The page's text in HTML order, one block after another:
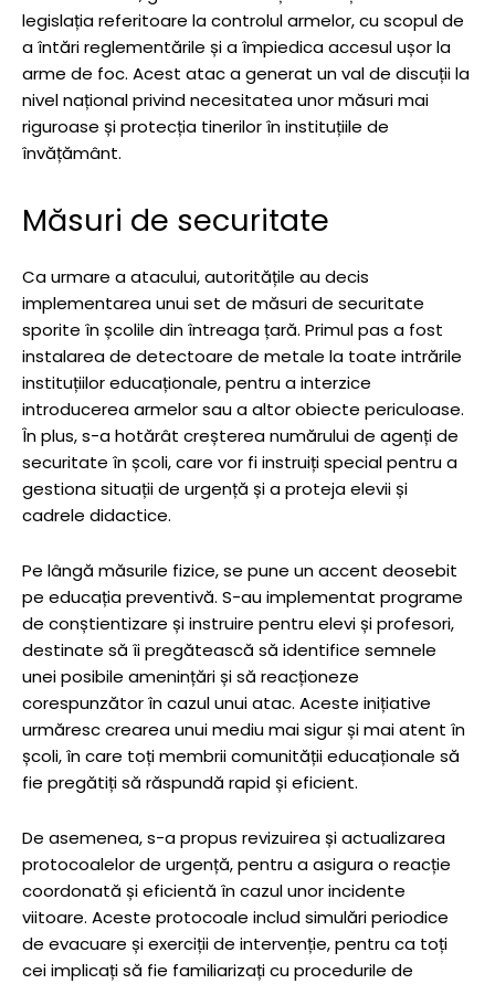
legislația referitoare la controlul armelor, cu scopul de
a întări reglementările și a împiedica accesul ușor la
arme de foc. Acest atac a generat un val de discuții la
nivel național privind necesitatea unor măsuri mai
riguroase și protecția tinerilor în instituțiile de
învățământ.
Măsuri de securitate
Ca urmare a atacului, autoritățile au decis
implementarea unui set de măsuri de securitate
sporite în școlile din întreaga țară. Primul pas a fost
instalarea de detectoare de metale la toate intrările
instituțiilor educaționale, pentru a interzice
introducerea armelor sau a altor obiecte periculoase.
În plus, s-a hotărât creșterea numărului de agenți de
securitate în școli, care vor fi instruiți special pentru a
gestiona situații de urgență și a proteja elevii și
cadrele didactice.
Pe lângă măsurile fizice, se pune un accent deosebit
pe educația preventivă. S-au implementat programe
de conștientizare și instruire pentru elevi și profesori,
destinate să îi pregătească să identifice semnele
unei posibile amenințări și să reacționeze
corespunzător în cazul unui atac. Aceste inițiative
urmăresc crearea unui mediu mai sigur și mai atent în
școli, în care toți membrii comunității educaționale să
fie pregătiți să răspundă rapid și eficient.
De asemenea, s-a propus revizuirea și actualizarea
protocoalelor de urgență, pentru a asigura o reacție
coordonată și eficientă în cazul unor incidente
viitoare. Aceste protocoale includ simulări periodice
de evacuare și exerciții de intervenție, pentru ca toți
cei implicați să fie familiarizați cu procedurile de